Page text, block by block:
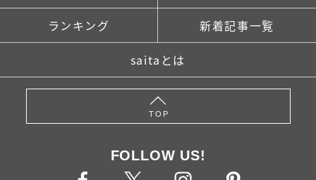
ランキング 新着記事一覧
saitaとは
TOP
FOLLOW US!